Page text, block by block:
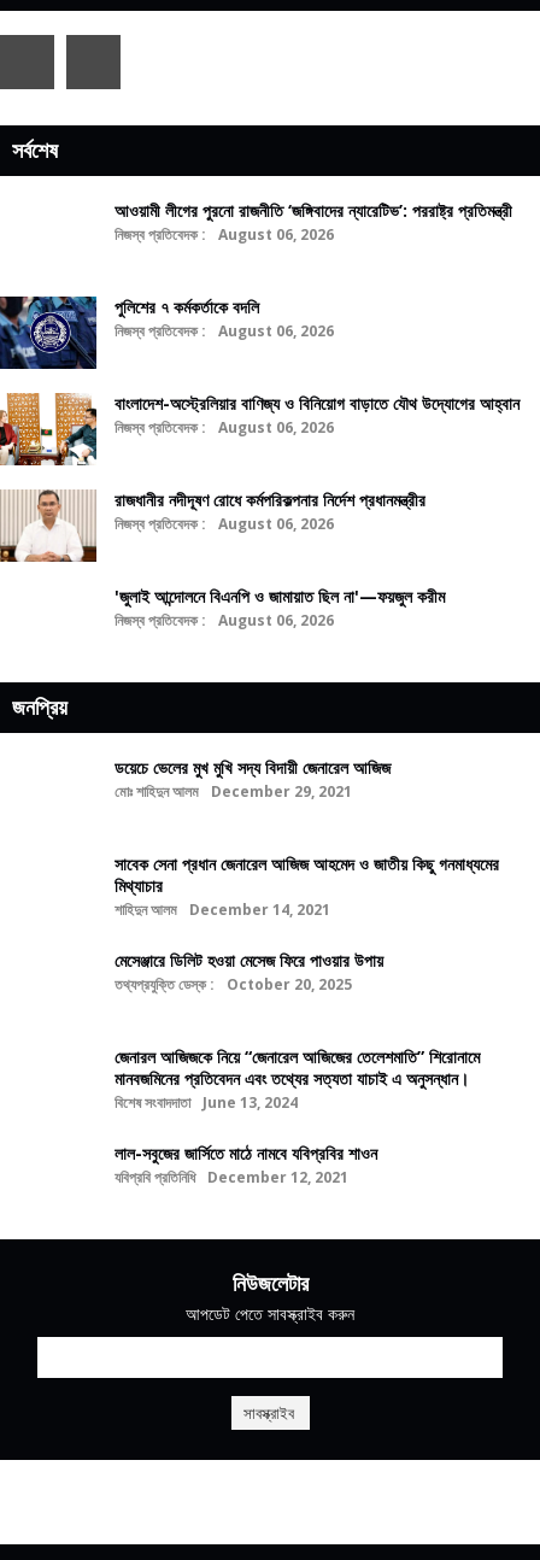
সর্বশেষ
আওয়ামী লীগের পুরনো রাজনীতি ‘জঙ্গিবাদের ন্যারেটিভ’: পররাষ্ট্র প্রতিমন্ত্রী
নিজস্ব প্রতিবেদক : August 06, 2026
পুলিশের ৭ কর্মকর্তাকে বদলি
নিজস্ব প্রতিবেদক : August 06, 2026
বাংলাদেশ-অস্ট্রেলিয়ার বাণিজ্য ও বিনিয়োগ বাড়াতে যৌথ উদ্যোগের আহ্বান
নিজস্ব প্রতিবেদক : August 06, 2026
রাজধানীর নদীদূষণ রোধে কর্মপরিকল্পনার নির্দেশ প্রধানমন্ত্রীর
নিজস্ব প্রতিবেদক : August 06, 2026
'জুলাই আন্দোলনে বিএনপি ও জামায়াত ছিল না'—ফয়জুল করীম
নিজস্ব প্রতিবেদক : August 06, 2026
জনপ্রিয়
ডয়েচে ভেলের মুখ মুখি সদ্য বিদায়ী জেনারেল আজিজ
মোঃ শাহিদুন আলম December 29, 2021
সাবেক সেনা প্রধান জেনারেল আজিজ আহমেদ ও জাতীয় কিছু গনমাধ্যমের
মিথ্যাচার
শাহিদুন আলম December 14, 2021
মেসেঞ্জারে ডিলিট হওয়া মেসেজ ফিরে পাওয়ার উপায়
তথ্যপ্রযুক্তি ডেস্ক : October 20, 2025
জেনারল আজিজকে নিয়ে “জেনারেল আজিজের তেলেশমাতি” শিরোনামে
মানবজমিনের প্রতিবেদন এবং তথ্যের সত্যতা যাচাই এ অনুসন্ধান।
বিশেষ সংবাদদাতা June 13, 2024
লাল-সবুজের জার্সিতে মাঠে নামবে যবিপ্রবির শাওন
যবিপ্রবি প্রতিনিধি December 12, 2021
নিউজলেটার
আপডেট পেতে সাবস্ক্রাইব করুন